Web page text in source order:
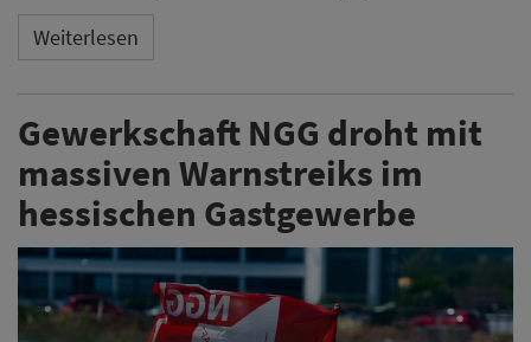
Weiterlesen
Gewerkschaft NGG droht mit
massiven Warnstreiks im
hessischen Gastgewerbe